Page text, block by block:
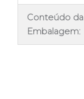
Conteúdo da
Embalagem: